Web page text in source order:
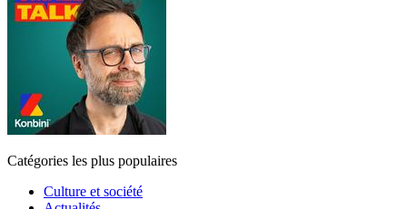
Catégories les plus populaires
Culture et société